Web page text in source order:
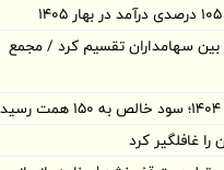
نقدی بین سهامداران تقسیم کرد / مجمع
غافلگیر کرد